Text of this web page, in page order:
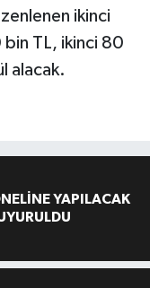
ikinci
TL, ikinci 80
alacak.
YAPILACAK